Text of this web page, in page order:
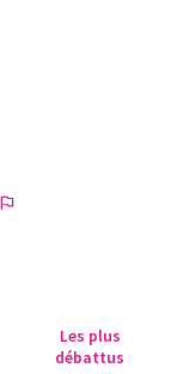
Les plus
débattus